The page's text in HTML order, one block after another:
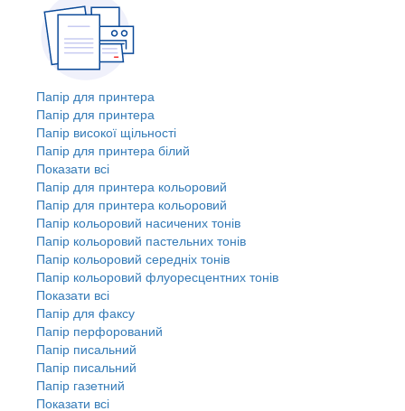
Папір для принтера
Папір для принтера
Папір високої щільності
Папір для принтера білий
Показати всі
Папір для принтера кольоровий
Папір для принтера кольоровий
Папір кольоровий насичених тонів
Папір кольоровий пастельних тонів
Папір кольоровий середніх тонів
Папір кольоровий флуоресцентних тонів
Показати всі
Папір для факсу
Папір перфорований
Папір писальний
Папір писальний
Папір газетний
Показати всі